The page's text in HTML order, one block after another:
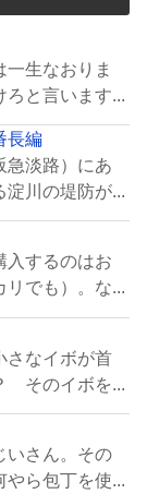
一生なおりま
と言います...
長編
急淡路）にあ
淀川の堤防が...
入するのはお
リでも）。な...
さなイボが首
そのイボを...
いさん。その
やら包丁を使...